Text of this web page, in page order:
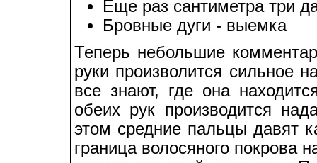
Еще раз сантиметра три
Бровные дуги - выемка
Теперь небольшие
руки произволится сильное
все знают, где она
обеих рук производится
этом средние пальцы давят
граница волосяного покрова